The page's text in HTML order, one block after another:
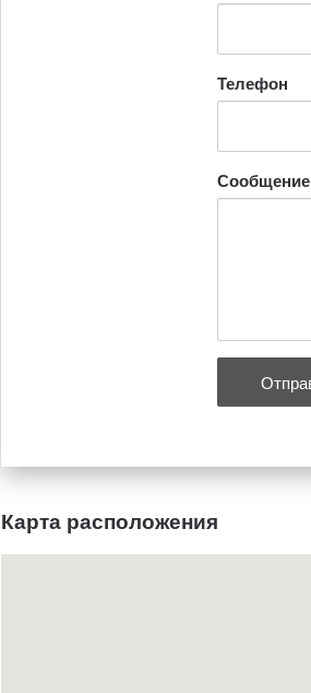
Телефон
Сообщение
Карта расположения